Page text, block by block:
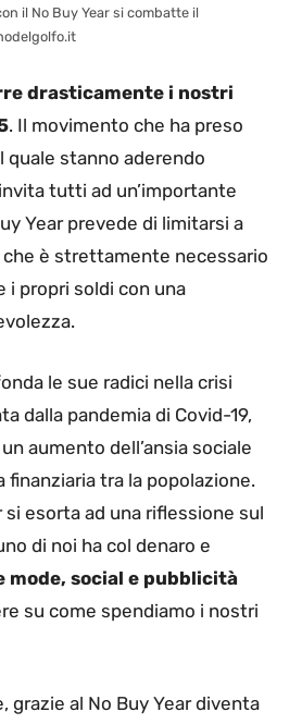
il No Buy Year si combatte il
drasticamente i nostri
. Il movimento che ha preso
quale stanno aderendo
tutti ad un’importante
Year prevede di limitarsi a
è strettamente necessario
i propri soldi con una
le sue radici nella crisi
dalla pandemia di Covid-19,
aumento dell’ansia sociale
finanziaria tra la popolazione.
si esorta ad una riflessione sul
di noi ha col denaro e
mode, social e pubblicità
su come spendiamo i nostri
grazie al No Buy Year diventa